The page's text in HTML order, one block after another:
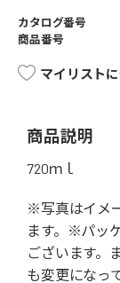
カタログ番号
商品番号
マイリスト
商品説明
720ｍｌ
※写真はイメ
ます。※パッ
ございます。
も変更になっ